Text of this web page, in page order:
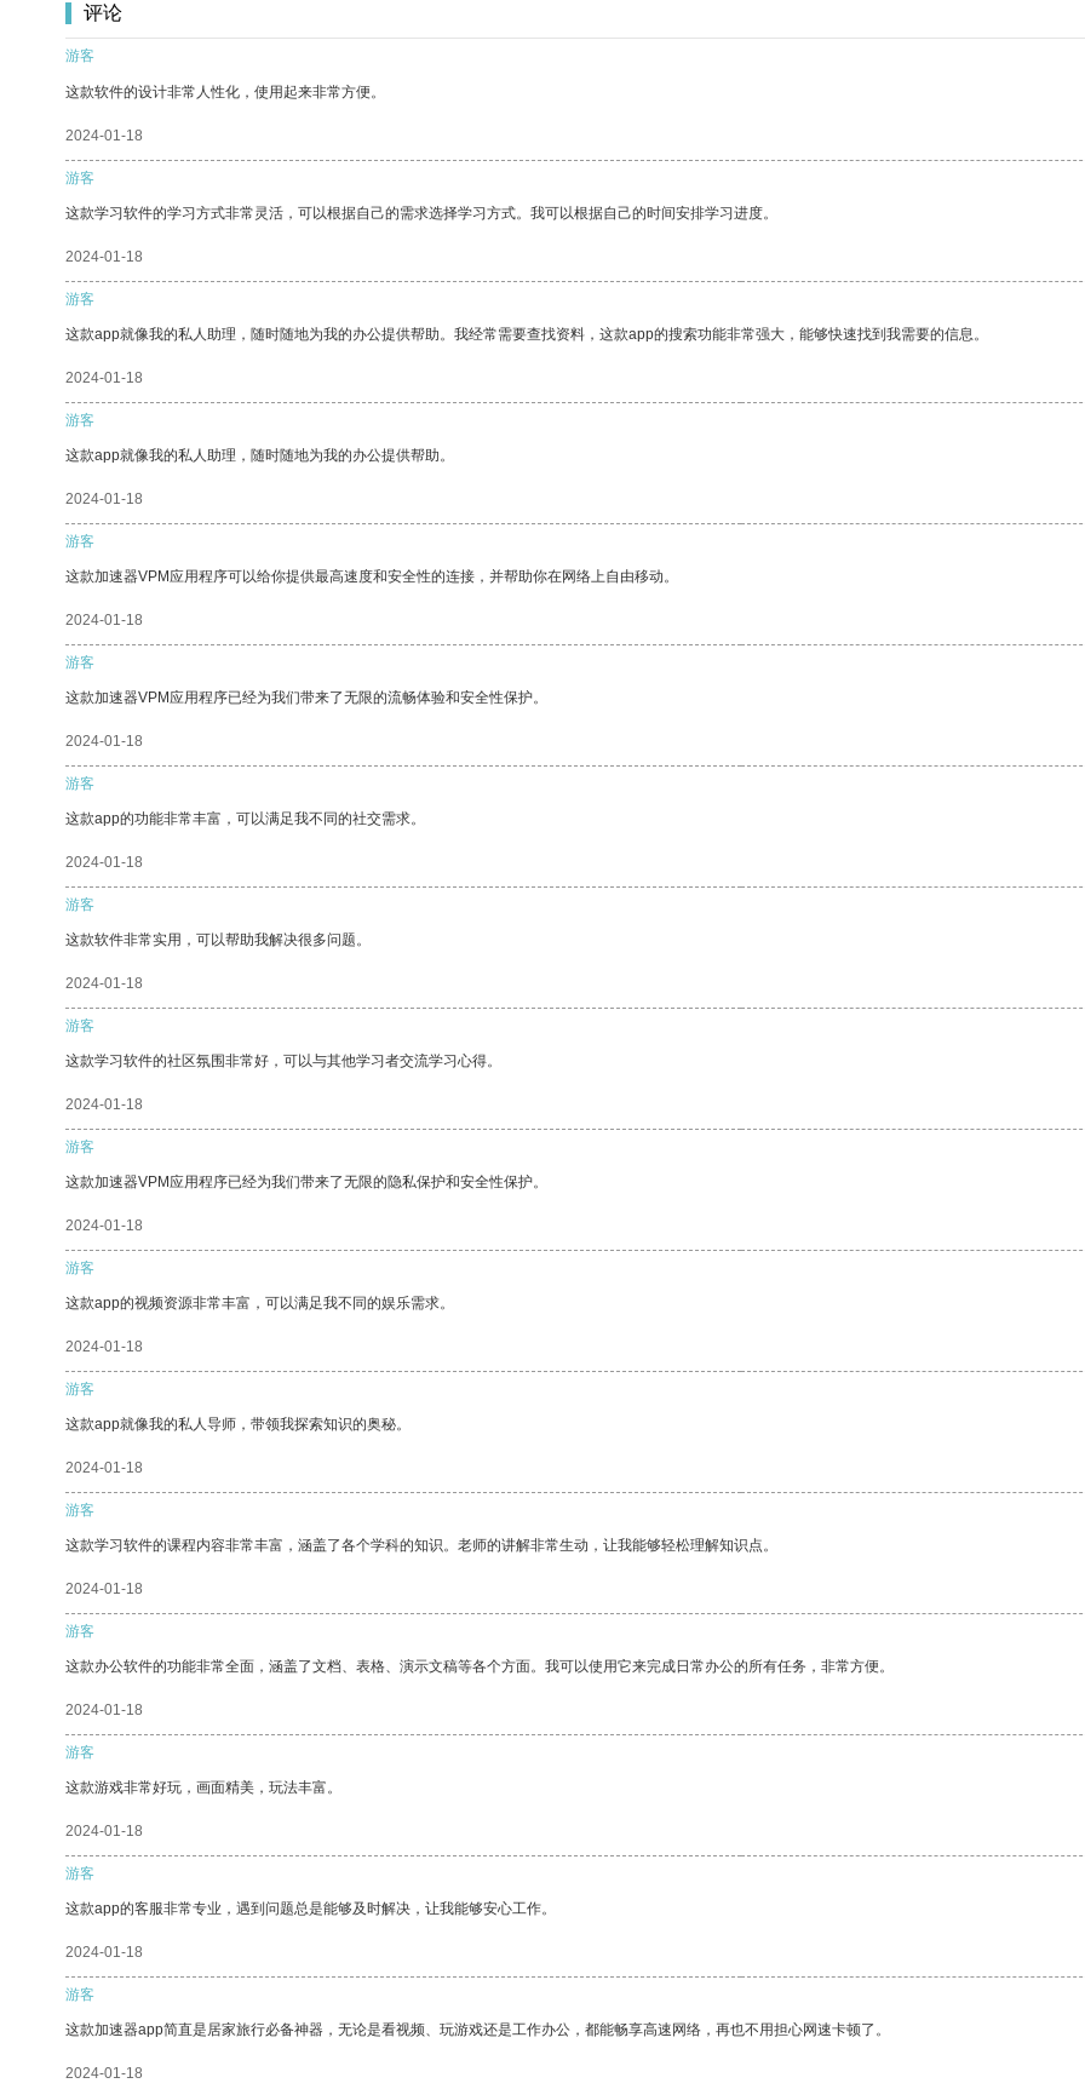
评论
游客
这款软件的设计非常人性化，使用起来非常方便。
2024-01-18
游客
这款学习软件的学习方式非常灵活，可以根据自己的需求选择学习方式。我可以根据自己的时间安排学习进度。
2024-01-18
游客
这款app就像我的私人助理，随时随地为我的办公提供帮助。我经常需要查找资料，这款app的搜索功能非常强大，能够快速找到我需要的信息。
2024-01-18
游客
这款app就像我的私人助理，随时随地为我的办公提供帮助。
2024-01-18
游客
这款加速器VPM应用程序可以给你提供最高速度和安全性的连接，并帮助你在网络上自由移动。
2024-01-18
游客
这款加速器VPM应用程序已经为我们带来了无限的流畅体验和安全性保护。
2024-01-18
游客
这款app的功能非常丰富，可以满足我不同的社交需求。
2024-01-18
游客
这款软件非常实用，可以帮助我解决很多问题。
2024-01-18
游客
这款学习软件的社区氛围非常好，可以与其他学习者交流学习心得。
2024-01-18
游客
这款加速器VPM应用程序已经为我们带来了无限的隐私保护和安全性保护。
2024-01-18
游客
这款app的视频资源非常丰富，可以满足我不同的娱乐需求。
2024-01-18
游客
这款app就像我的私人导师，带领我探索知识的奥秘。
2024-01-18
游客
这款学习软件的课程内容非常丰富，涵盖了各个学科的知识。老师的讲解非常生动，让我能够轻松理解知识点。
2024-01-18
游客
这款办公软件的功能非常全面，涵盖了文档、表格、演示文稿等各个方面。我可以使用它来完成日常办公的所有任务，非常方便。
2024-01-18
游客
这款游戏非常好玩，画面精美，玩法丰富。
2024-01-18
游客
这款app的客服非常专业，遇到问题总是能够及时解决，让我能够安心工作。
2024-01-18
游客
这款加速器app简直是居家旅行必备神器，无论是看视频、玩游戏还是工作办公，都能畅享高速网络，再也不用担心网速卡顿了。
2024-01-18